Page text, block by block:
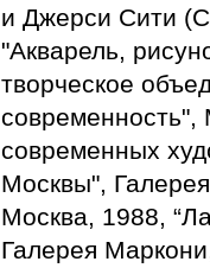
и Джерси Сити
"Акварель,
творческое
современность",
современных
Москвы",
Москва, 1988,
Галерея